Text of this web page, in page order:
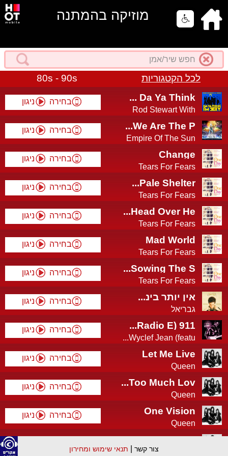
מוזיקה בהמתנה
לכל הקטגוריות
80s - 90s
Da Ya Think ...
Rod Stewart With
D...
בחירה ניגון
We Are The P...
Empire Of The Sun
בחירה ניגון
Change
Tears For Fears
בחירה ניגון
Pale Shelter...
Tears For Fears
בחירה ניגון
Head Over He...
Tears For Fears
בחירה ניגון
Mad World
Tears For Fears
בחירה ניגון
Sowing The S...
Tears For Fears
בחירה ניגון
אין יותר בינ...
גבריאל
בחירה ניגון
911 (Radio E...
Wyclef Jean (featu...
בחירה ניגון
Let Me Live
Queen
בחירה ניגון
Too Much Lov...
Queen
בחירה ניגון
One Vision
Queen
בחירה ניגון
Hammer To
צור קשר תנאי שימוש ומחירון